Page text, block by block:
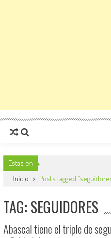
Estas en
Inicio > Posts tagged
TAG: SEGUIDORES
Abascal tiene el triple de